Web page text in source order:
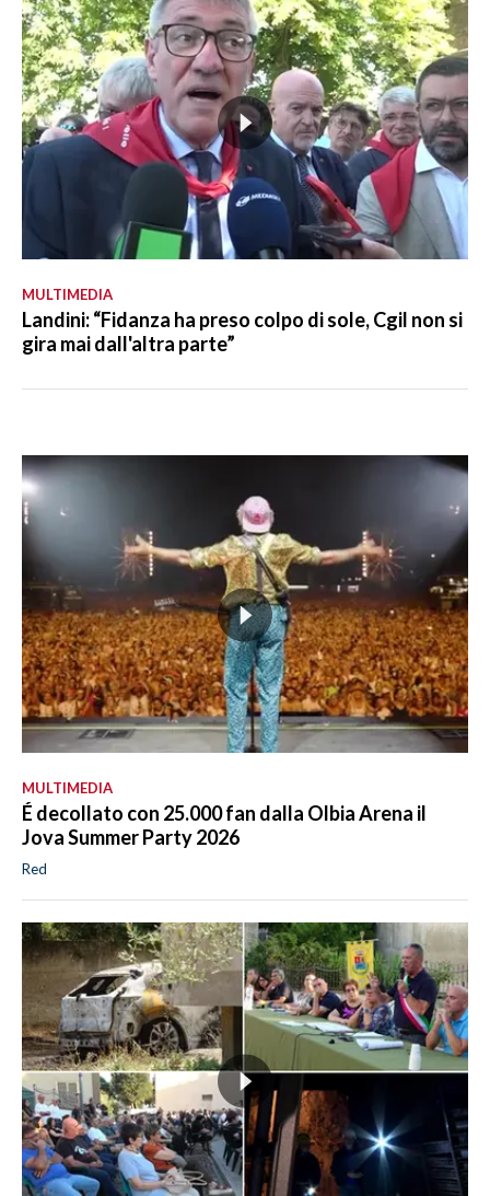
MULTIMEDIA
Landini: “Fidanza ha preso colpo di sole, Cgil non si
gira mai dall'altra parte”
MULTIMEDIA
É decollato con 25.000 fan dalla Olbia Arena il
Jova Summer Party 2026
Red